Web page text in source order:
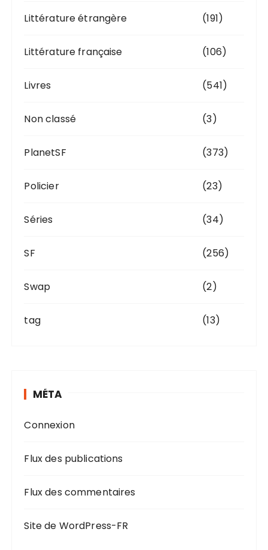
Littérature étrangère (191)
Littérature française (106)
Livres (541)
Non classé (3)
PlanetSF (373)
Policier (23)
Séries (34)
SF (256)
Swap (2)
tag (13)
MÉTA
Connexion
Flux des publications
Flux des commentaires
Site de WordPress-FR